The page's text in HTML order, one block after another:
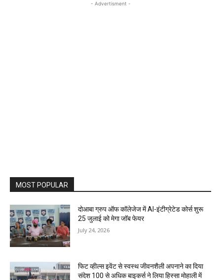
- Advertisment -
MOST POPULAR
दोआबा ग्रुप ऑफ कॉलेजेज में AI-इंटीग्रेटेड कोर्स शुरू
25 जुलाई को मेगा जॉब फेयर
July 24, 2026
फिट व्हील्स इवेंट से स्वस्थ जीवनशैली अपनाने का दिया
संदेश 100 से अधिक बाइकर्स ने लिया हिस्सा मोहाली में